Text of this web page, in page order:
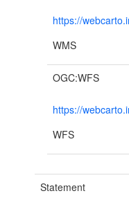
https://
WMS
OGC:WFS
https://
WFS
Statement